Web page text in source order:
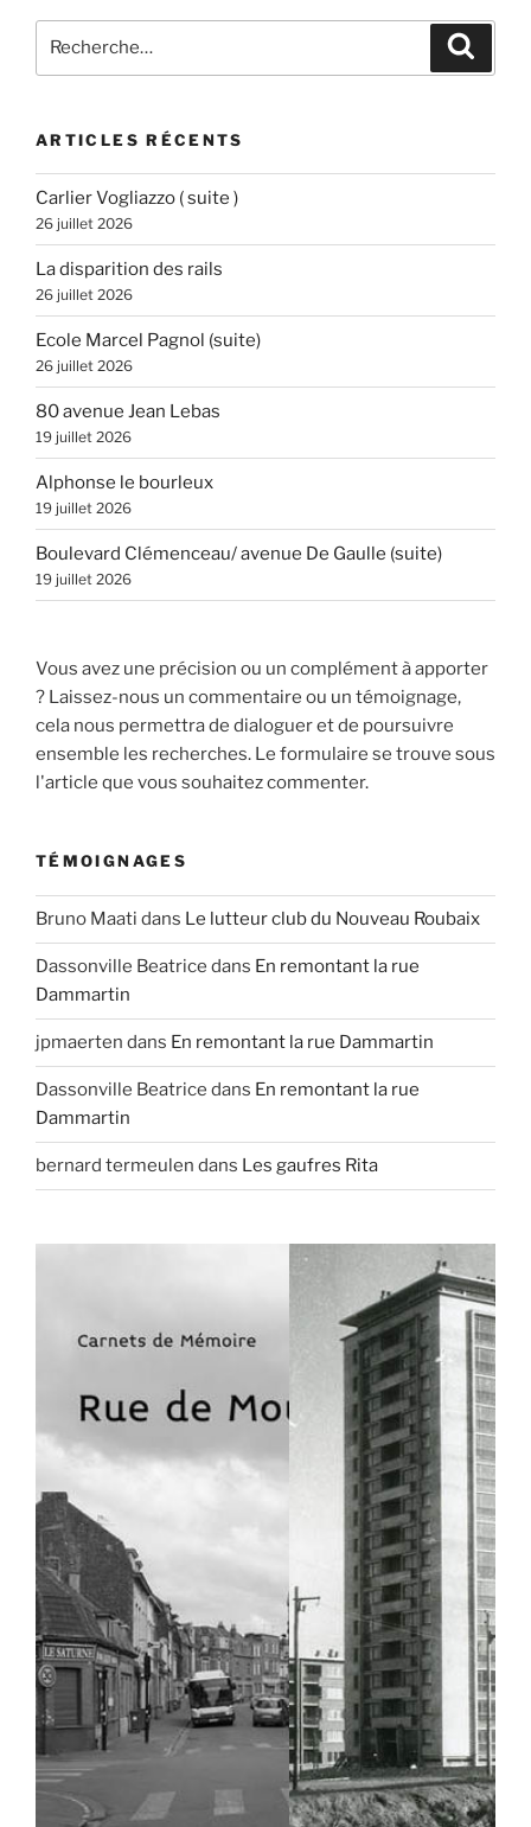
pour
ARTICLES RÉCENTS
Carlier Vogliazzo ( suite )
26 juillet 2026
La disparition des rails
26 juillet 2026
Ecole Marcel Pagnol (suite)
26 juillet 2026
80 avenue Jean Lebas
19 juillet 2026
Alphonse le bourleux
19 juillet 2026
Boulevard Clémenceau/ avenue De Gaulle (suite)
19 juillet 2026
Vous avez une précision ou un complément à apporter
? Laissez-nous un commentaire ou un témoignage,
cela nous permettra de dialoguer et de poursuivre
ensemble les recherches. Le formulaire se trouve sous
l'article que vous souhaitez commenter.
TÉMOIGNAGES
Bruno Maati dans Le lutteur club du Nouveau Roubaix
Dassonville Beatrice dans En remontant la rue
Dammartin
jpmaerten dans En remontant la rue Dammartin
Dassonville Beatrice dans En remontant la rue
Dammartin
bernard termeulen dans Les gaufres Rita